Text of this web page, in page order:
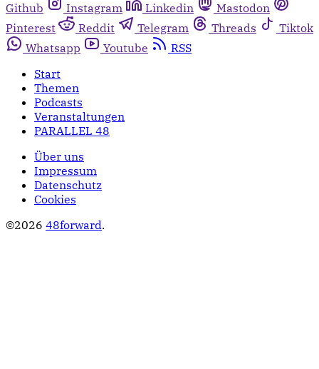
Github
Instagram Linkedin
Mastodon
Pinterest
Reddit Telegram Threads
Tiktok
Whatsapp
Youtube
RSS
Start
Themen
Podcasts
Veranstaltungen
PARALLEL 48
Über uns
Impressum
Datenschutz
Cookies
©2026 48forward.